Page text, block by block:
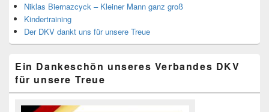
Niklas Biernazcyck – Kleiner Mann ganz groß
Kindertraining
Der DKV dankt uns für unsere Treue
Ein Dankeschön unseres Verbandes DKV
für unsere Treue